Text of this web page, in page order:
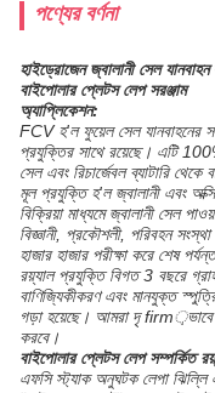
পণ্যের বর্ণনা
হাইড্রোজেন জ্বালানী সেল
বাইপোলার প্লেটস লেপ সরঞ্জাম
অ্যাপ্লিকেশন:
FCV হ'ল ফুয়েল সেল যানবাহনের
প্রযুক্তির সাথে রয়েছে। এটি
সেল এবং রিচার্জেবল ব্যাটারি
মূল প্রযুক্তি হ'ল জ্বালানী এবং
বিক্রিয়া মাধ্যমে জ্বালানী সেল
বিজ্ঞানী, প্রকৌশলী, পরিবহন
হাজার হাজার পরীক্ষা করে শেষ
রয়্যাল প্রযুক্তি বিগত 3 বছরে
বাণিজ্যিকীকরণ এবং মানযুক্ত
গড়া হয়েছে। আমরা দৃ firm়ভাবে
করবে।
বাইপোলার প্লেটস লেপ সম্পর্কিত
এফসি স্ট্যাক অনুঘটক লেপা ঝিল্লি